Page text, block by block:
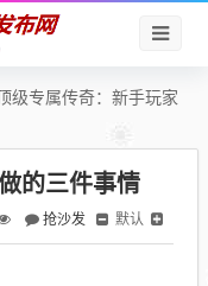
级专属传奇：新手玩家
的三件事情
抢沙发 默认